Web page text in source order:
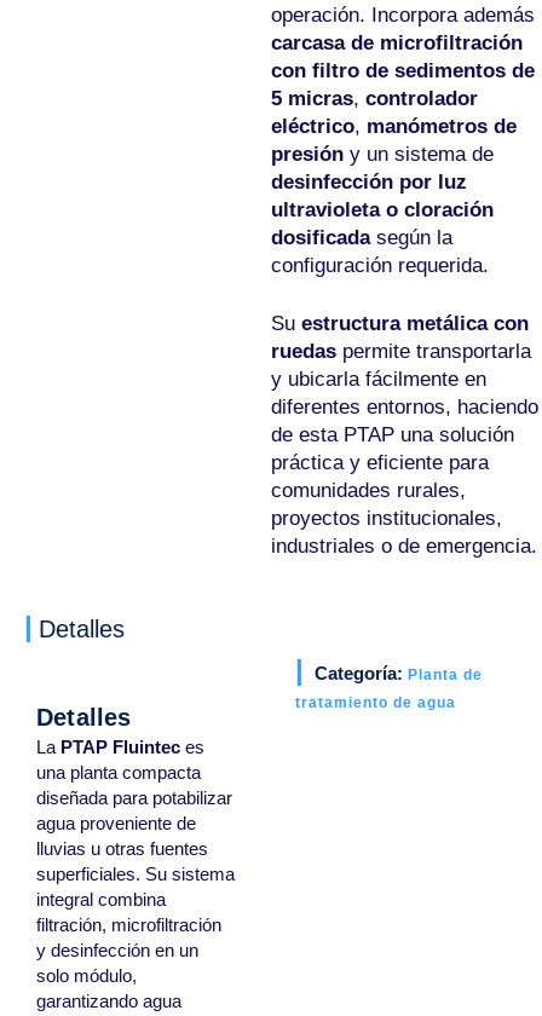
operación. Incorpora además
carcasa de microfiltración
con filtro de sedimentos de
5 micras, controlador
eléctrico, manómetros de
presión y un sistema de
desinfección por luz
ultravioleta o cloración
dosificadasegún la
configuración requerida.
Su estructura metálica con
ruedas permite transportarla
y ubicarla fácilmente en
diferentes entornos, haciendo
de esta PTAP una solución
práctica y eficiente para
comunidades rurales,
proyectos institucionales,
industriales o de emergencia.
Detalles
Detalles
La PTAP Fluintec es
una planta compacta
diseñada para potabilizar
agua proveniente de
lluvias u otras fuentes
superficiales. Su sistema
integral combina
filtración, microfiltración
y desinfección en un
solo módulo,
garantizando agua
Categoría: Planta de
tratamiento de agua